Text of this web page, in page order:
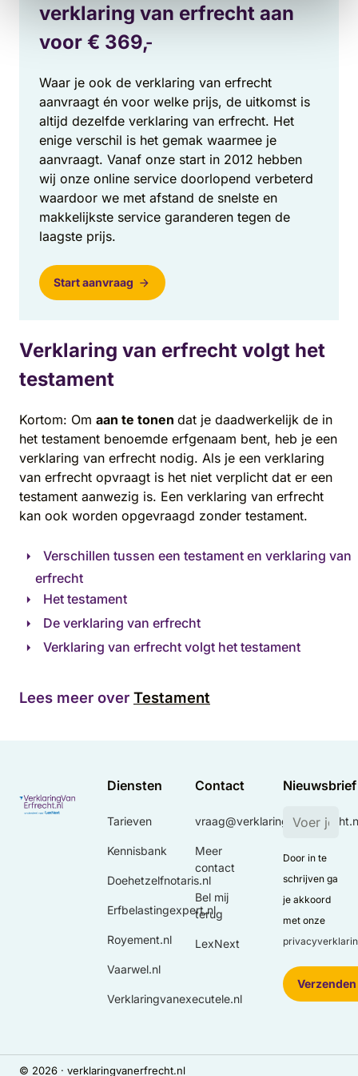
verklaring van erfrecht aan
voor € 369,-
Waar je ook de verklaring van erfrecht
aanvraagt én voor welke prijs, de uitkomst is
altijd dezelfde verklaring van erfrecht. Het
enige verschil is het gemak waarmee je
aanvraagt. Vanaf onze start in 2012 hebben
wij onze online service doorlopend verbeterd
waardoor we met afstand de snelste en
makkelijkste service garanderen tegen de
laagste prijs.
Start aanvraag
Verklaring van erfrecht volgt het
testament
Kortom: Om aan te tonen dat je daadwerkelijk de in
het testament benoemde erfgenaam bent, heb je een
verklaring van erfrecht nodig. Als je een verklaring
van erfrecht opvraagt is het niet verplicht dat er een
testament aanwezig is. Een verklaring van erfrecht
kan ook worden opgevraagd zonder testament.
Verschillen tussen een testament en verklaring van
erfrecht
Het testament
De verklaring van erfrecht
Verklaring van erfrecht volgt het testament
Lees meer over Testament
Diensten
Tarieven
Kennisbank
Doehetzelfnotaris.nl
Erfbelastingexpert.nl
Royement.nl
Vaarwel.nl
Verklaringvanexecutele.nl
Contact
Meer
contact
Bel mij
terug
LexNext
Nieuwsbrief
Door in te
schrijven ga
je akkoord
met onze
© 2026 · verklaringvanerfrecht.nl